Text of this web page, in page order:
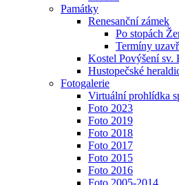
Památky
Renesanční zámek
Po stopách
Termíny
Kostel Povýšení sv.
Hustopečské
Fotogalerie
Virtuální prohlídka
Foto 2023
Foto 2019
Foto 2018
Foto 2017
Foto 2015
Foto 2016
Foto 2005-2014